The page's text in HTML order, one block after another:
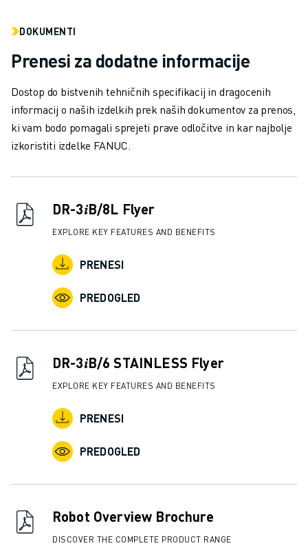
LOKACIJE
ODTIS
DOKUMENTI
Prenesi za dodatne informacije
Dostop do bistvenih tehničnih specifikacij in dragocenih
informacij o naših izdelkih prek naših dokumentov za prenos,
ki vam bodo pomagali sprejeti prave odločitve in kar najbolje
izkoristiti izdelke FANUC.
DR-3𝑖B/8L Flyer
EXPLORE KEY FEATURES AND BENEFITS
PRENESI
PREDOGLED
DR-3𝑖B/6 STAINLESS Flyer
EXPLORE KEY FEATURES AND BENEFITS
PRENESI
PREDOGLED
Robot Overview Brochure
DISCOVER THE COMPLETE PRODUCT RANGE